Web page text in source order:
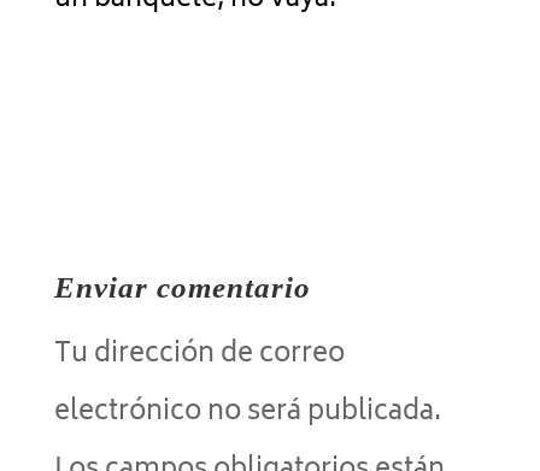
Enviar comentario
Tu dirección de correo
electrónico no será publicada.